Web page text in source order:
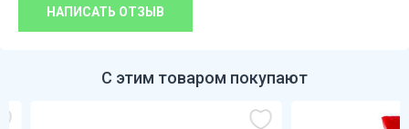
НАПИСАТЬ ОТЗЫВ
С этим товаром покупают